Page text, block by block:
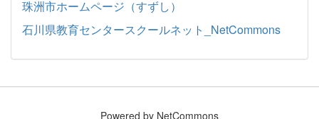
珠洲市ホームページ（すずし）
石川県教育センタースクールネット_NetCommons
Powered by NetCommons